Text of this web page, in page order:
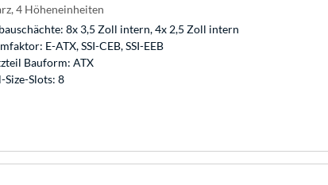
4 Höheneinheiten
8x 3,5 Zoll intern, 4x 2,5 Zoll intern
E-ATX, SSI-CEB, SSI-EEB
Bauform: ATX
Size-Slots: 8